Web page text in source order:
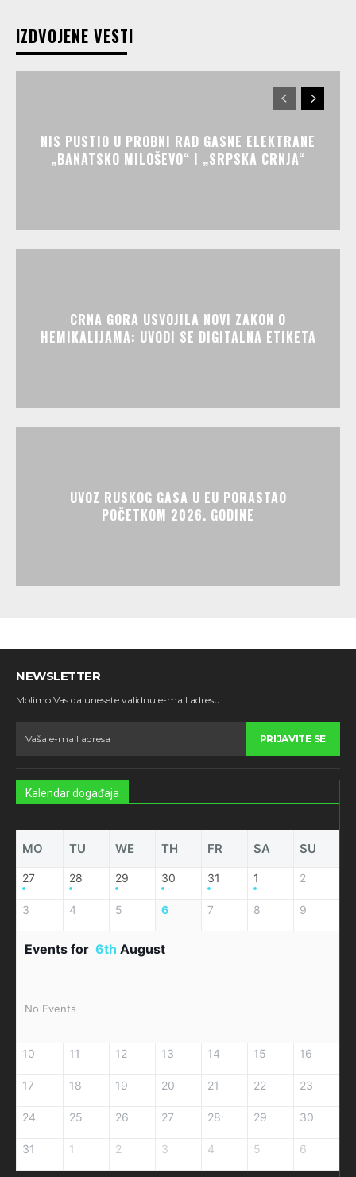
IZDVOJENE VESTI
NIS PUSTIO U PROBNI RAD GASNE ELEKTRANE
„BANATSKO MILOŠEVO“ I „SRPSKA CRNJA“
CRNA GORA USVOJILA NOVI ZAKON O
HEMIKALIJAMA: UVODI SE DIGITALNA ETIKETA
UVOZ RUSKOG GASA U EU PORASTAO
POČETKOM 2026. GODINE
NEWSLETTER
Molimo Vas da unesete validnu e-mail adresu
PRIJAVITE SE
Kalendar događaja
MO TU WE TH FR SA SU
27 28 29 30 31 1 2
3 4 5 6 7 8 9
Events for 6th August
No Events
10 11 12 13 14 15 16
17 18 19 20 21 22 23
24 25 26 27 28 29 30
31 1 2 3 4 5 6